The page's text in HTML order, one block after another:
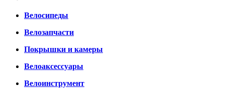
Велосипеды
Велозапчасти
Покрышки и камеры
Велоаксессуары
Велоинструмент